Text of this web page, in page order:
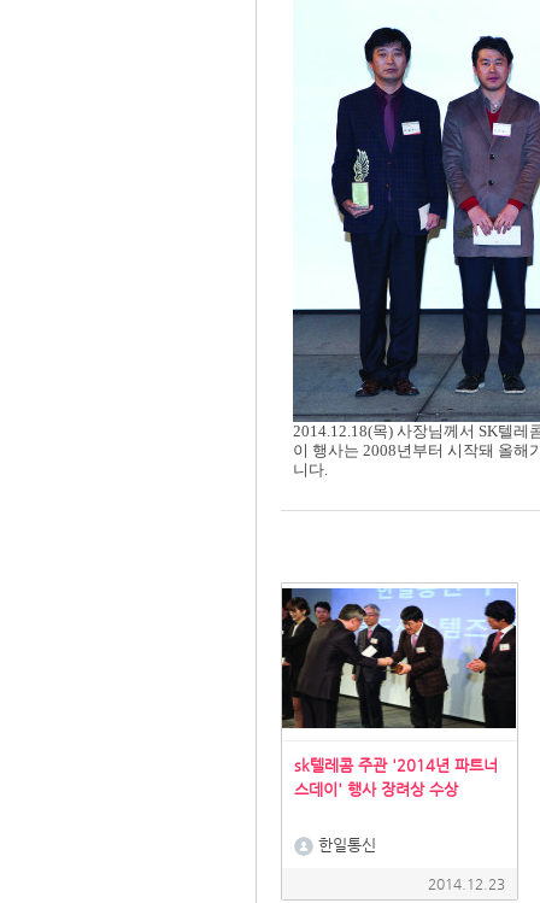
2014.12.18(목) 사장님께서 SK텔
이 행사는 2008년부터 시작돼 올해
니다.
sk텔레콤 주관 '2014년 파트너
스데이' 행사 장려상 수상
한일통신
2014.12.23